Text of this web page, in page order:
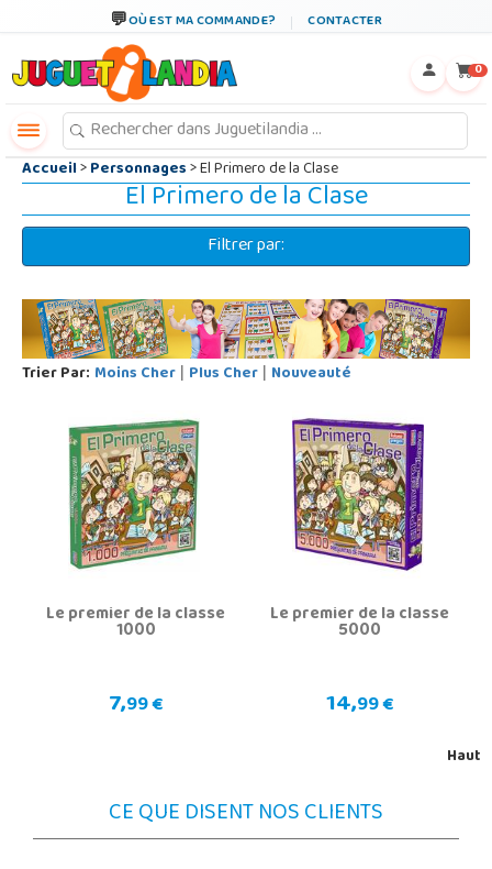
OÙ EST MA COMMANDE? CONTACTER
0
Accueil>Personnages> El Primero de la Clase
El Primero de la Clase
Filtrer par:
Trier Par: Moins Cher | Plus Cher | Nouveauté
Le premier de la classe
1000
7,99 €
Le premier de la classe
5000
14,99 €
Haut
CE QUE DISENT NOS CLIENTS